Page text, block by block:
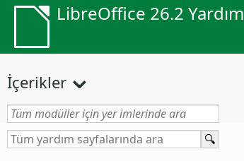
LibreOffice 26.2 Yardım
İçerikler